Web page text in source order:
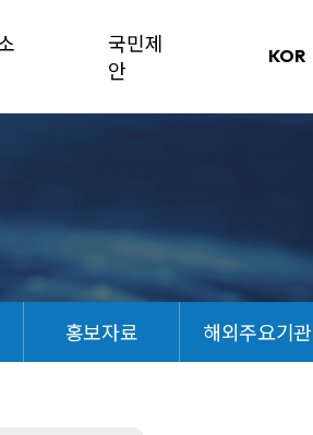
국민제
안
KOR
홍보자료 해외주요기관